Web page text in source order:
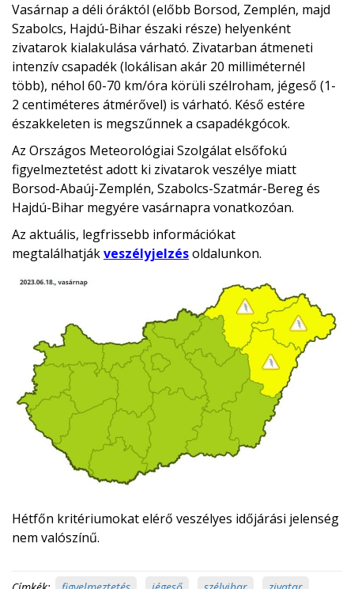
Vasárnap a déli óráktól (előbb Borsod, Zemplén, majd
Szabolcs, Hajdú-Bihar északi része) helyenként
zivatarok kialakulása várható. Zivatarban átmeneti
intenzív csapadék (lokálisan akár 20 milliméternél
több), néhol 60-70 km/óra körüli szélroham, jégeső (1-
2 centiméteres átmérővel) is várható. Késő estére
északkeleten is megszűnnek a csapadékgócok.
Az Országos Meteorológiai Szolgálat elsőfokú
figyelmeztetést adott ki zivatarok veszélye miatt
Borsod-Abaúj-Zemplén, Szabolcs-Szatmár-Bereg és
Hajdú-Bihar megyére vasárnapra vonatkozóan.
Az aktuális, legfrissebb információkat
megtalálhatjákveszélyjelzésoldalunkon.
Hétfőn kritériumokat elérő veszélyes időjárási jelenség
nem valószínű.